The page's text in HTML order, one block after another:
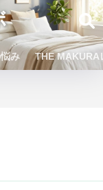
み THE MAKURA